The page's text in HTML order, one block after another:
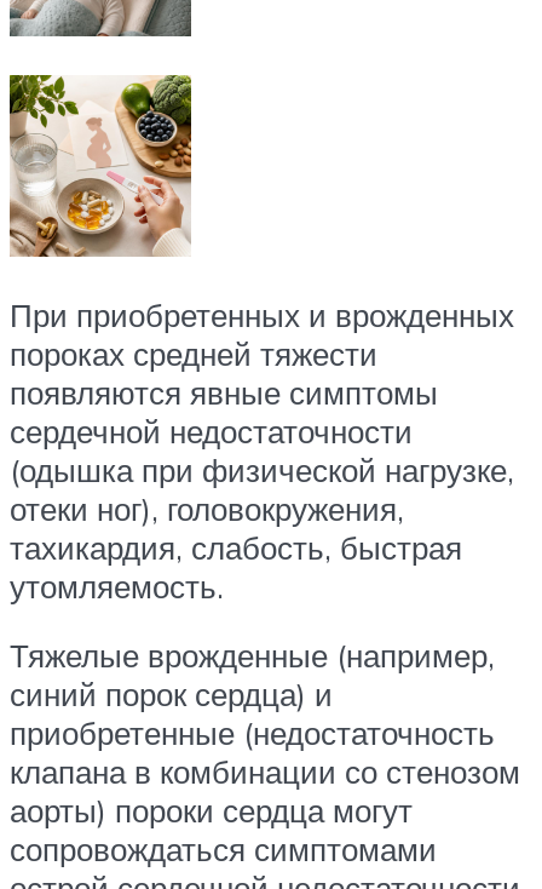
При приобретенных и врожденных
пороках средней тяжести
появляются явные симптомы
сердечной недостаточности
(одышка при физической нагрузке,
отеки ног), головокружения,
тахикардия, слабость, быстрая
утомляемость.
Тяжелые врожденные (например,
синий порок сердца) и
приобретенные (недостаточность
клапана в комбинации со стенозом
аорты) пороки сердца могут
сопровождаться симптомами